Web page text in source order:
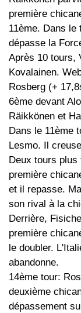
première
11ème. Dans
dépasse la
Après 10 tours,
Kovalainen.
Rosberg (+
6ème devant
Räikkönen et
Dans le 11ème
Lesmo. Il
Deux tours plus
première
et il repasse.
son rival à la
Derrière,
première
le doubler.
abandonne.
14ème tour:
deuxième
dépassement